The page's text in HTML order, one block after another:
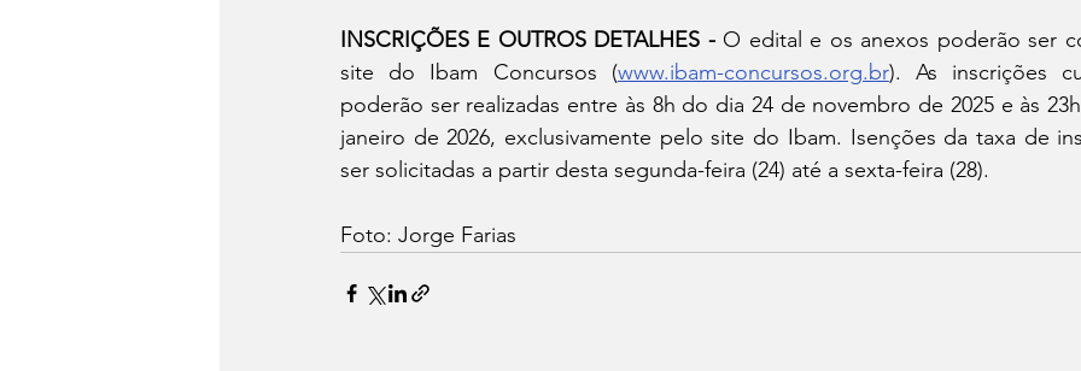
INSCRIÇÕES E OUTROS DETALHES - O edital e os anexos poderão ser
site do Ibam Concursos (www.ibam-concursos.org.br). As inscrições
poderão ser realizadas entre às 8h do dia 24 de novembro de 2025 e às
janeiro de 2026, exclusivamente pelo site do Ibam. Isenções da taxa de
ser solicitadas a partir desta segunda-feira (24) até a sexta-feira (28).
Foto: Jorge Farias